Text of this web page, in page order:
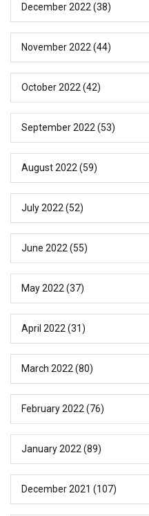
December 2022 (38)
November 2022 (44)
October 2022 (42)
September 2022 (53)
August 2022 (59)
July 2022 (52)
June 2022 (55)
May 2022 (37)
April 2022 (31)
March 2022 (80)
February 2022 (76)
January 2022 (89)
December 2021 (107)